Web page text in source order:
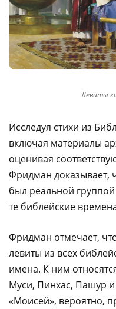
Левиты
Исследуя стихи из
включая материалы
оценивая
Фридман доказывает,
был реальной
те библейские
Фридман отмечает,
левиты из всех
имена. К ним
Муси, Пинхас, Пашур
«Моисей», вероятно,